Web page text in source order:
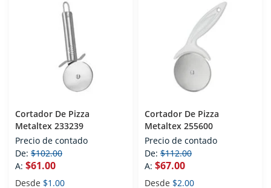
Cortador De Pizza
Metaltex 233239
Precio de contado
De: $102.00
A: $61.00
Desde $1.00
Cortador De Pizza
Metaltex 255600
Precio de contado
De: $112.00
A: $67.00
Desde $2.00